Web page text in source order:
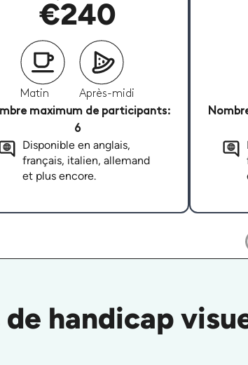
€240
Matin
Après-midi
maximum de participants:
6
Disponible en anglais,
français, italien, allemand
et plus encore.
handicap